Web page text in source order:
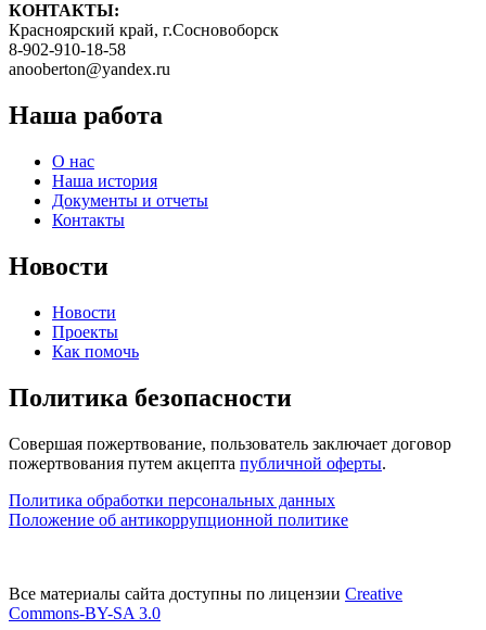
КОНТАКТЫ:
Красноярский край, г.Сосновоборск
8-902-910-18-58
anooberton@yandex.ru
Наша работа
О нас
Наша история
Документы и отчеты
Контакты
Новости
Новости
Проекты
Как помочь
Политика безопасности
Совершая пожертвование, пользователь заключает договор
пожертвования путем акцепта публичной оферты.
Политика обработки персональных данных
Положение об антикоррупционной политике
Все материалы сайта доступны по лицензии Creative
Commons-BY-SA 3.0